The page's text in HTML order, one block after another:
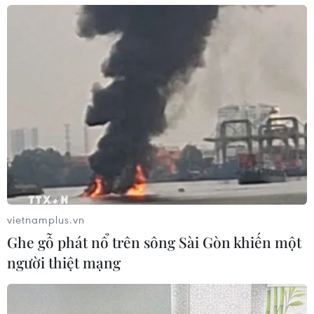
BoJ: Dịch COVID-19 có thể đẩy kinh tế
Nhật Bản vào tình trạng trì trệ
Dịch COVID-19 có thể đẩy nền kinh tế Nhật Bản vào tình
trạng trì trệ kéo dài và cho rằng chính phủ nước này có
thể sẽ phải đưa ra thêm các gói kích thích kinh tế nhằm
ứng phó với khó khăn hiện tại.
vietnamplus.vn
Ghe gỗ phát nổ trên sông Sài Gòn khiến một
người thiệt mạng